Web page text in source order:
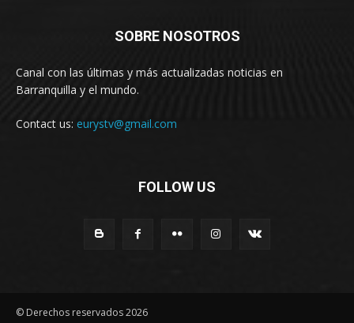
SOBRE NOSOTROS
Canal con las últimas y más actualizadas noticias en
Barranquilla y el mundo.
Contact us: eurystv@gmail.com
FOLLOW US
© Derechos reservados 2026